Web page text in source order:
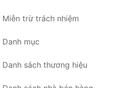
Miễn trừ trách nhiệm
Danh mục
Danh sách thương hiệu